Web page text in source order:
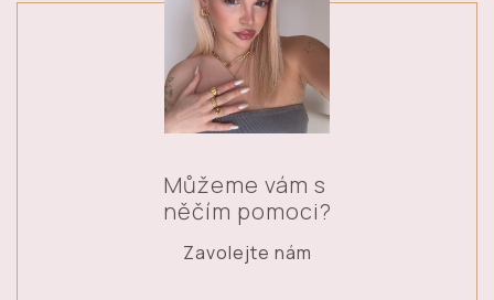
Můžeme vám s
něčím pomoci?
Zavolejte nám